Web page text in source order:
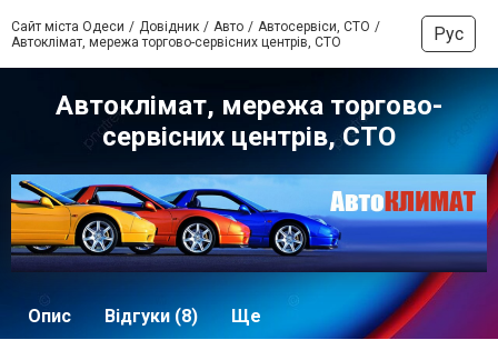
Сайт міста Одеси Довідник Авто
Автосервіси, СТО
Автоклімат, мережа торгово-сервісних центрів, СТО
Рус
Автоклімат, мережа торгово-
сервісних центрів, СТО
Опис Відгуки (8) Ще